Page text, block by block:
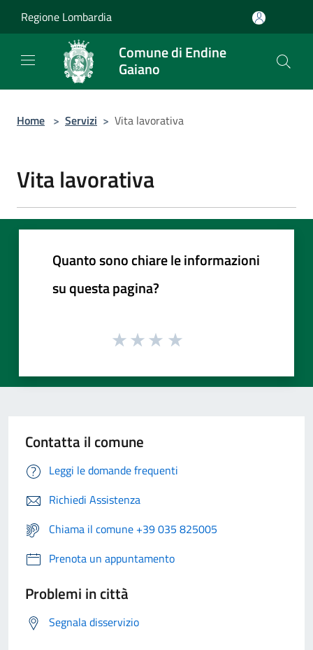
Regione Lombardia
Comune di Endine
Gaiano
Home > Servizi > Vita lavorativa
Vita lavorativa
Quanto sono chiare le informazioni
su questa pagina?
Contatta il comune
Leggi le domande frequenti
Richiedi Assistenza
Chiama il comune +39 035 825005
Prenota un appuntamento
Problemi in città
Segnala disservizio